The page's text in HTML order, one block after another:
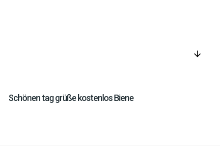
arrow_downward
Schönen tag grüße kostenlos Biene